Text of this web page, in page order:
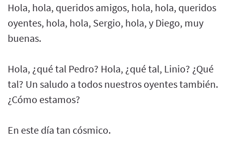
Hola, hola, queridos amigos, hola, hola, queridos
oyentes, hola, hola, Sergio, hola, y Diego, muy
buenas.
Hola, ¿qué tal Pedro? Hola, ¿qué tal, Linio? ¿Qué
tal? Un saludo a todos nuestros oyentes también.
¿Cómo estamos?
En este día tan cósmico.